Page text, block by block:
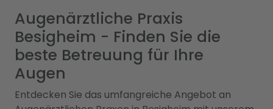
Augenärztliche Praxis
Besigheim - Finden Sie die
beste Betreuung für Ihre
Augen
Entdecken Sie das umfangreiche Angebot an